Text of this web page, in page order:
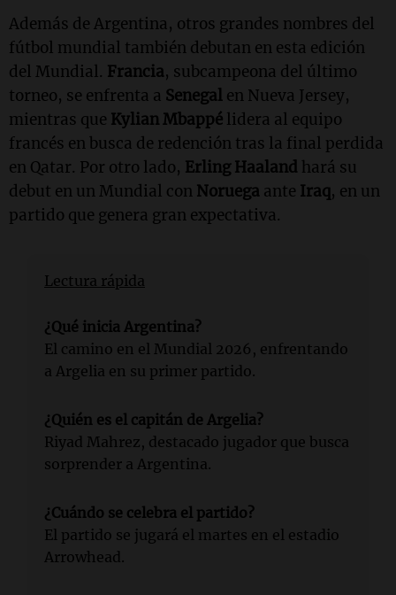
Además de Argentina, otros grandes nombres del
fútbol mundial también debutan en esta edición
del Mundial. Francia, subcampeona del último
torneo, se enfrenta a Senegal en Nueva Jersey,
mientras que Kylian Mbappé lidera al equipo
francés en busca de redención tras la final perdida
en Qatar. Por otro lado, Erling Haaland hará su
debut en un Mundial con Noruega ante Iraq, en un
partido que genera gran expectativa.
Lectura rápida
¿Qué inicia Argentina?
El camino en el Mundial 2026, enfrentando
a Argelia en su primer partido.
¿Quién es el capitán de Argelia?
Riyad Mahrez, destacado jugador que busca
sorprender a Argentina.
¿Cuándo se celebra el partido?
El partido se jugará el martes en el estadio
Arrowhead.